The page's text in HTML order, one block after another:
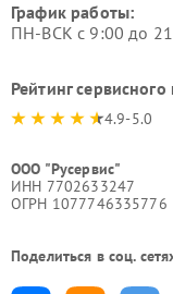
График работы:
ПН-ВСК с 9:00 до
Рейтинг сервисного
4.9-5.0
ООО "Русервис"
ИНН 7702633247
ОГРН 1077746335776
Поделиться в соц.